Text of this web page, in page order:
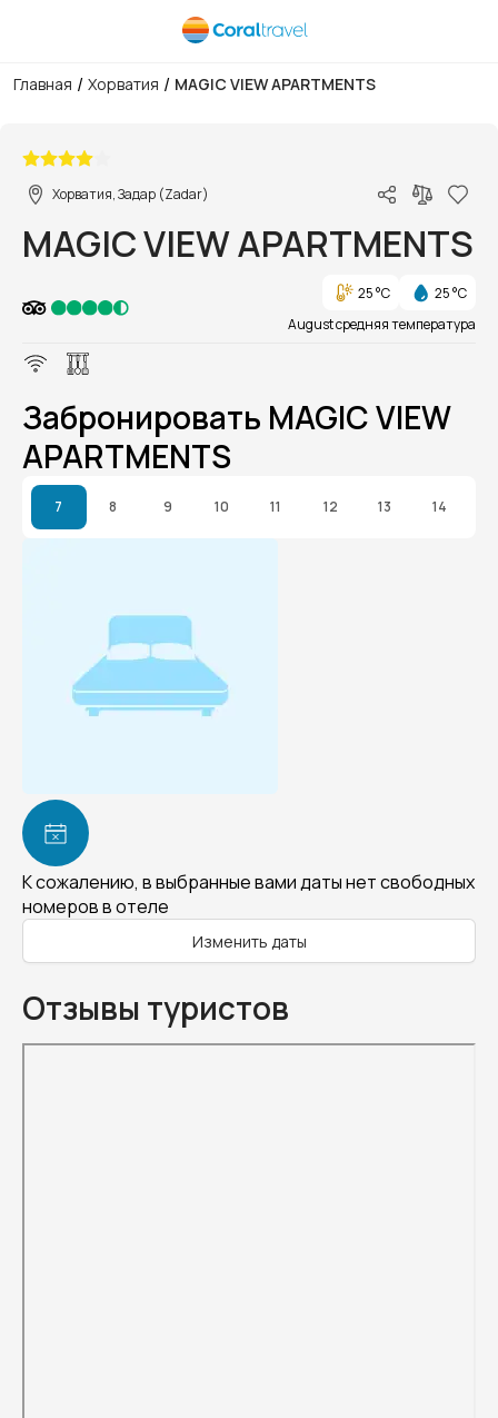
Главная / Хорватия / MAGIC VIEW APARTMENTS
Хорватия, Задар (Zadar)
MAGIC VIEW APARTMENTS
25 °C
25 °C
August средняя температура
Забронировать MAGIC VIEW
APARTMENTS
7 8 9 10 11 12 13 14
К сожалению, в выбранные вами даты нет свободных
номеров в отеле
Изменить даты
Отзывы туристов